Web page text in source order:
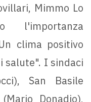
Mimmo Lo
l'importanza
clima positivo
salute". I sindaci
San Basile
Donadio),